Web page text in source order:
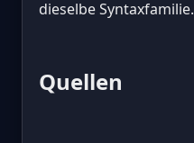
dieselbe Syntaxfamilie.
Quellen